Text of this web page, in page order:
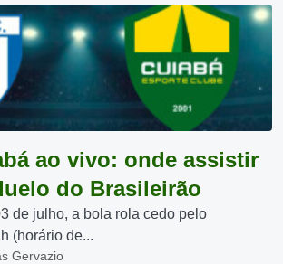
ao vivo: onde assistir
do Brasileirão
de julho, a bola rola cedo pelo
(horário de...
Gervazio